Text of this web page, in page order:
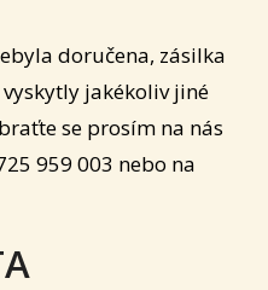
doručena, zásilka
jakékoliv jiné
se prosím na nás
959 003 nebo na